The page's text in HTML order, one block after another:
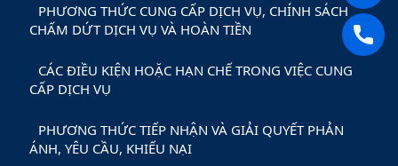
PHƯƠNG THỨC CUNG CẤP DỊCH VỤ, CHÍNH SÁCH
CHẤM DỨT DỊCH VỤ VÀ HOÀN TIỀN
CÁC ĐIỀU KIỆN HOẶC HẠN CHẾ TRONG VIỆC CUNG
CẤP DỊCH VỤ
PHƯƠNG THỨC TIẾP NHẬN VÀ GIẢI QUYẾT PHẢN
ÁNH, YÊU CẦU, KHIẾU NẠI